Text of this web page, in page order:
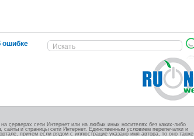
ошибке
серверах сети Интернет или на любых иных носителях без каких-либо
и страницы сети Интернет. Единственным условием перепечатки и
причем если рядом с иллюстрацие указано имя автора, то оно также